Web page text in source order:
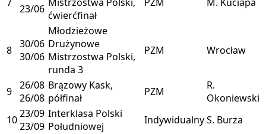
23/06 ćwierćfinał
8 30/06
30/06
Młodzieżowe
Drużynowe
Mistrzostwa Polski,
runda 3
PZM Wrocław
9 26/08
26/08
Brązowy Kask,
półfinał
PZM
R.
Okoniewski
1023/09
23/09
Interklasa Polski
Południowej
IndywidualnyS. Burza